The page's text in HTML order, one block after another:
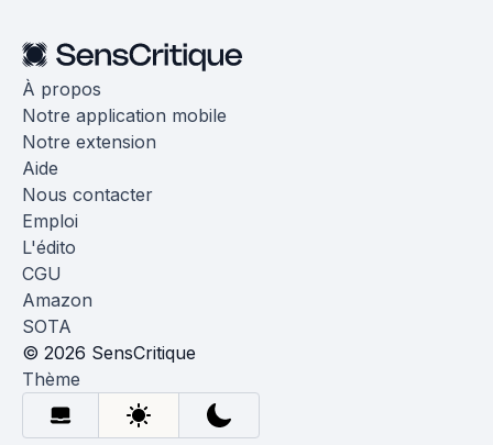
À propos
Notre application mobile
Notre extension
Aide
Nous contacter
Emploi
L'édito
CGU
Amazon
SOTA
© 2026 SensCritique
Thème